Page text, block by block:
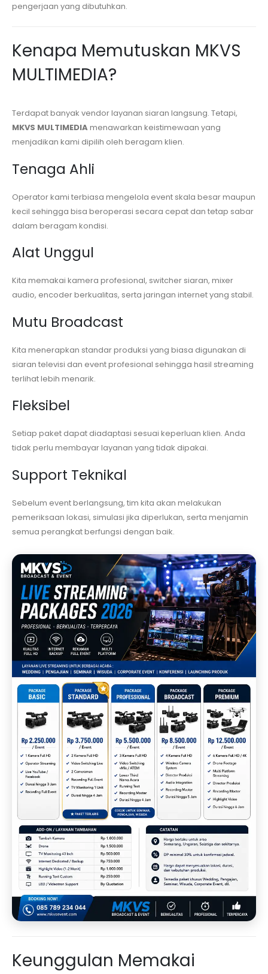
pengerjaan yang dibutuhkan.
Kenapa Memutuskan MKVS
MULTIMEDIA?
Terdapat banyak vendor layanan siaran langsung. Tetapi,
MKVS MULTIMEDIAmenawarkan keistimewaan yang
menjadikan kami dipilih oleh beragam klien.
Tenaga Ahli
Operator kami terbiasa mengelola event skala besar maupun
kecil sehingga bisa beroperasi secara cepat dan tetap sabar
dalam beragam kondisi.
Alat Unggul
Kita memakai kamera profesional, switcher siaran, mixer
audio, encoder berkualitas, serta jaringan internet yang stabil.
Mutu Broadcast
Kita menerapkan standar produksi yang biasa digunakan di
siaran televisi dan event profesional sehingga hasil streaming
terlihat lebih menarik.
Fleksibel
Setiap paket dapat diadaptasi sesuai keperluan klien. Anda
tidak perlu membayar layanan yang tidak dipakai.
Support Teknikal
Sebelum event berlangsung, tim kita akan melakukan
pemeriksaan lokasi, simulasi jika diperlukan, serta menjamin
semua perangkat berfungsi dengan baik.
Keunggulan Memakai